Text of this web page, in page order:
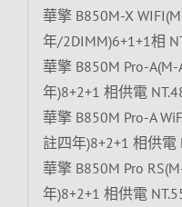
華擎 B850M-X
年/2DIMM)6+1+1相
華擎 B850M Pro-
年)8+2+1 相供電
華擎 B850M Pro-A
註四年)8+2+1 相供電
華擎 B850M Pro
年)8+2+1 相供電